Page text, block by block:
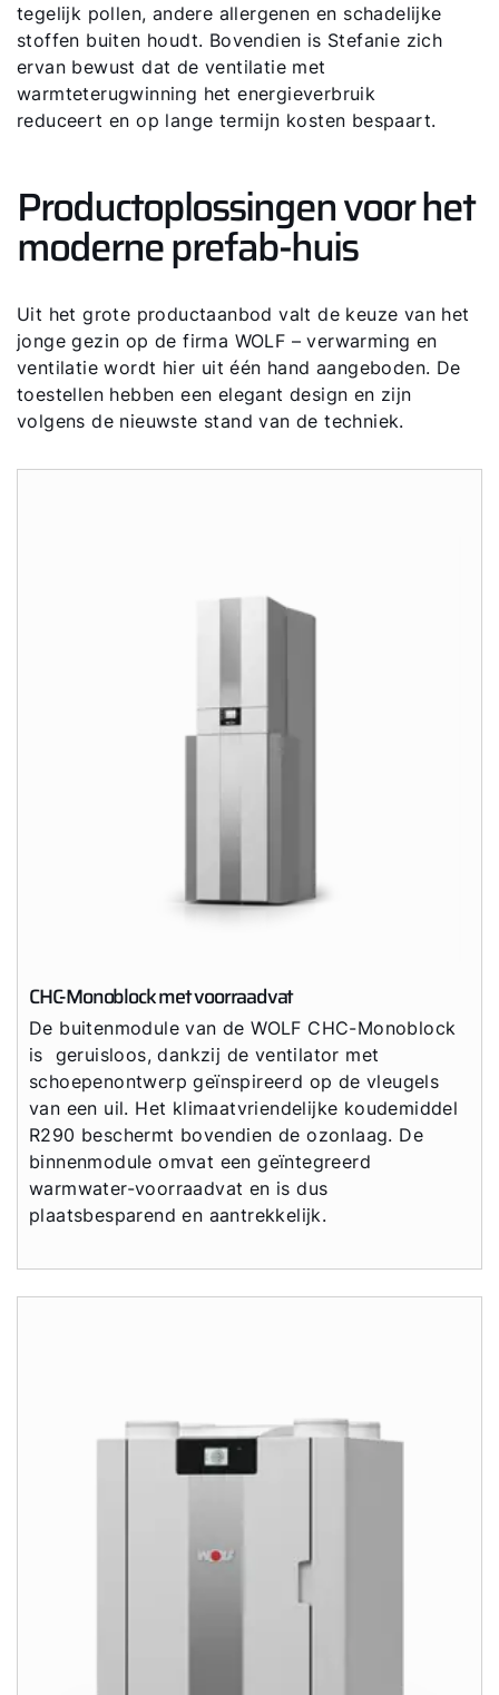
tegelijk pollen, andere allergenen en schadelijke
stoffen buiten houdt. Bovendien is Stefanie zich
ervan bewust dat de ventilatie met
warmteterugwinning het energieverbruik
reduceert en op lange termijn kosten bespaart.
Productoplossingen voor het
moderne prefab-huis
Uit het grote productaanbod valt de keuze van het
jonge gezin op de firma WOLF – verwarming en
ventilatie wordt hier uit één hand aangeboden. De
toestellen hebben een elegant design en zijn
volgens de nieuwste stand van de techniek.
CHC-Monoblock met voorraadvat
De buitenmodule van de WOLF CHC-Monoblock
is geruisloos, dankzij de ventilator met
schoepenontwerp geïnspireerd op de vleugels
van een uil. Het klimaatvriendelijke koudemiddel
R290 beschermt bovendien de ozonlaag. De
binnenmodule omvat een geïntegreerd
warmwater-voorraadvat en is dus
plaatsbesparend en aantrekkelijk.